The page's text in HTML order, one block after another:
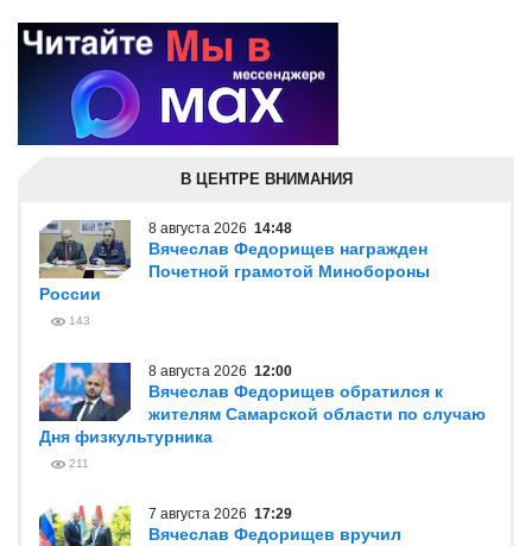
В ЦЕНТРЕ ВНИМАНИЯ
8 августа 2026 14:48
Вячеслав Федорищев награжден
Почетной грамотой Минобороны
России
143
8 августа 2026 12:00
Вячеслав Федорищев обратился к
жителям Самарской области по случаю
Дня физкультурника
211
7 августа 2026 17:29
Вячеслав Федорищев вручил